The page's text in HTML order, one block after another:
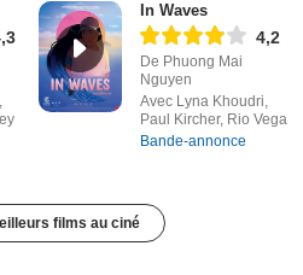
In Waves
4,2
De Phuong Mai
Nguyen
Avec Lyna Khoudri,
Paul Kircher, Rio Vega
Bande-annonce
films au ciné